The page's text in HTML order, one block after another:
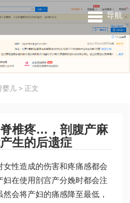
导航
婴儿 > 正文
椎疼…，剖腹产麻
生的后遗症
女性造成的伤害和疼痛感都会
妇在使用剖宫产分娩时都会注
会将产妇的痛感降至最低，